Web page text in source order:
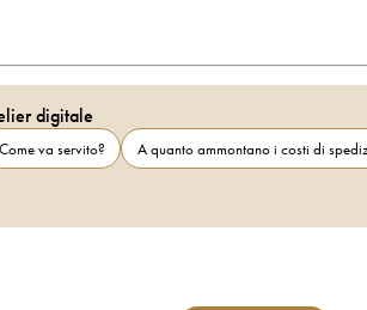
digitale
Come va servito?
A quanto ammontano i costi di